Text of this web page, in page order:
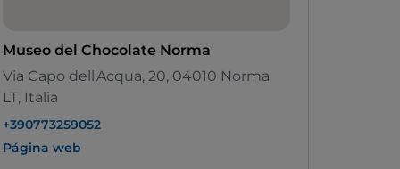
Museo del Chocolate Norma
Via Capo dell'Acqua, 20, 04010 Norma
LT, Italia
+390773259052
Página web